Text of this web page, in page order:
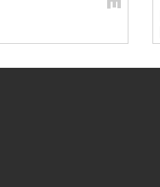
#BSA BANTAM